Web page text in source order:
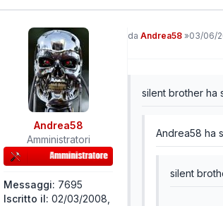
Andrea58
Amministratori
Messaggi: 7695
Iscritto il: 02/03/2008,
Messaggio
da Andrea58 »03/06/
silent brother ha
Andrea58 ha
silent